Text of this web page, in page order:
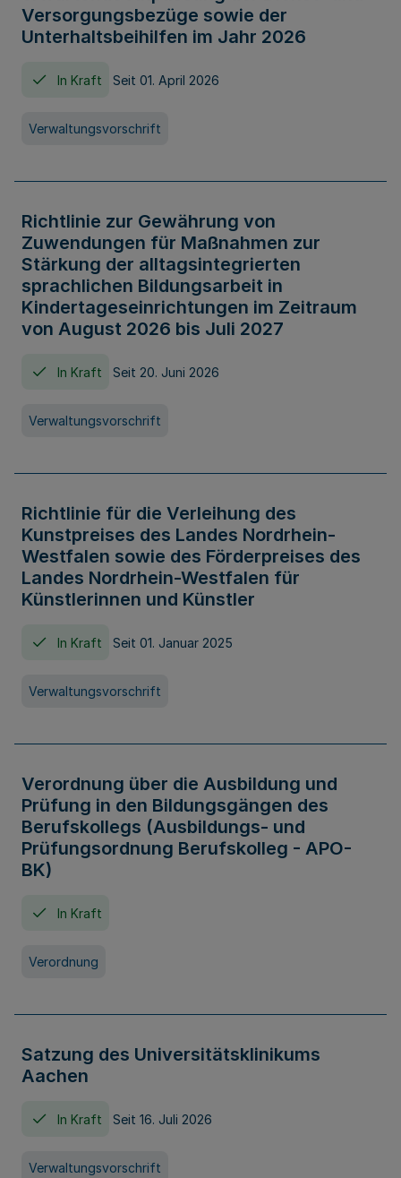
Versorgungsbezüge sowie der
Unterhaltsbeihilfen im Jahr 2026
In Kraft Seit 01. April 2026
Verwaltungsvorschrift
Richtlinie zur Gewährung von
Zuwendungen für Maßnahmen zur
Stärkung der alltagsintegrierten
sprachlichen Bildungsarbeit in
Kindertageseinrichtungen im Zeitraum
von August 2026 bis Juli 2027
In Kraft Seit 20. Juni 2026
Verwaltungsvorschrift
Richtlinie für die Verleihung des
Kunstpreises des Landes Nordrhein-
Westfalen sowie des Förderpreises des
Landes Nordrhein-Westfalen für
Künstlerinnen und Künstler
In Kraft Seit 01. Januar 2025
Verwaltungsvorschrift
Verordnung über die Ausbildung und
Prüfung in den Bildungsgängen des
Berufskollegs (Ausbildungs- und
Prüfungsordnung Berufskolleg - APO-
BK)
In Kraft
Verordnung
Satzung des Universitätsklinikums
Aachen
In Kraft Seit 16. Juli 2026
Verwaltungsvorschrift